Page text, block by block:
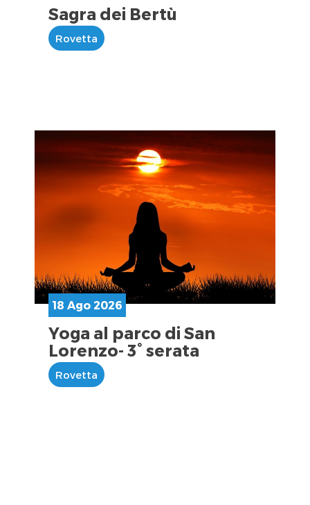
Sagra dei Bertù
Rovetta
18 Ago 2026
Yoga al parco di San
Lorenzo- 3° serata
Rovetta